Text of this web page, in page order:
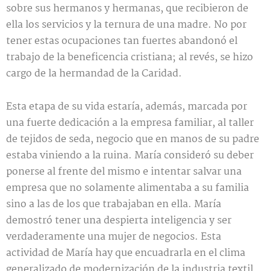
sobre sus hermanos y hermanas, que recibieron de
ella los servicios y la ternura de una madre. No por
tener estas ocupaciones tan fuertes abandonó el
trabajo de la beneficencia cristiana; al revés, se hizo
cargo de la hermandad de la Caridad.
Esta etapa de su vida estaría, además, marcada por
una fuerte dedicación a la empresa familiar, al taller
de tejidos de seda, negocio que en manos de su padre
estaba viniendo a la ruina. María consideró su deber
ponerse al frente del mismo e intentar salvar una
empresa que no solamente alimentaba a su familia
sino a las de los que trabajaban en ella. María
demostró tener una despierta inteligencia y ser
verdaderamente una mujer de negocios. Esta
actividad de María hay que encuadrarla en el clima